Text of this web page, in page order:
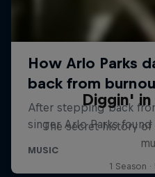
Diggin'
The secret history of
1 Season